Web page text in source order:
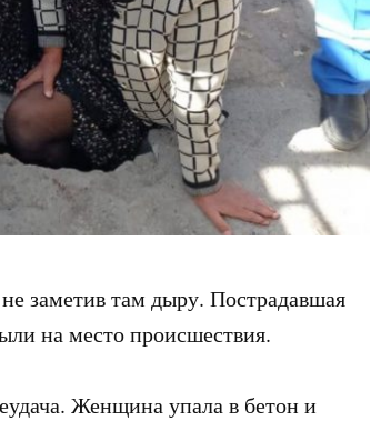
заметив там дыру. Пострадавшая
на место происшествия.
Женщина упала в бетон и